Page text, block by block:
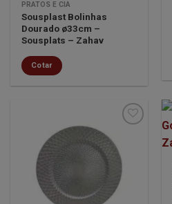
PRATOS E CIA
Sousplast Bolinhas
Dourado ø33cm –
Sousplats – Zahav
Cotar
Minha
desejos